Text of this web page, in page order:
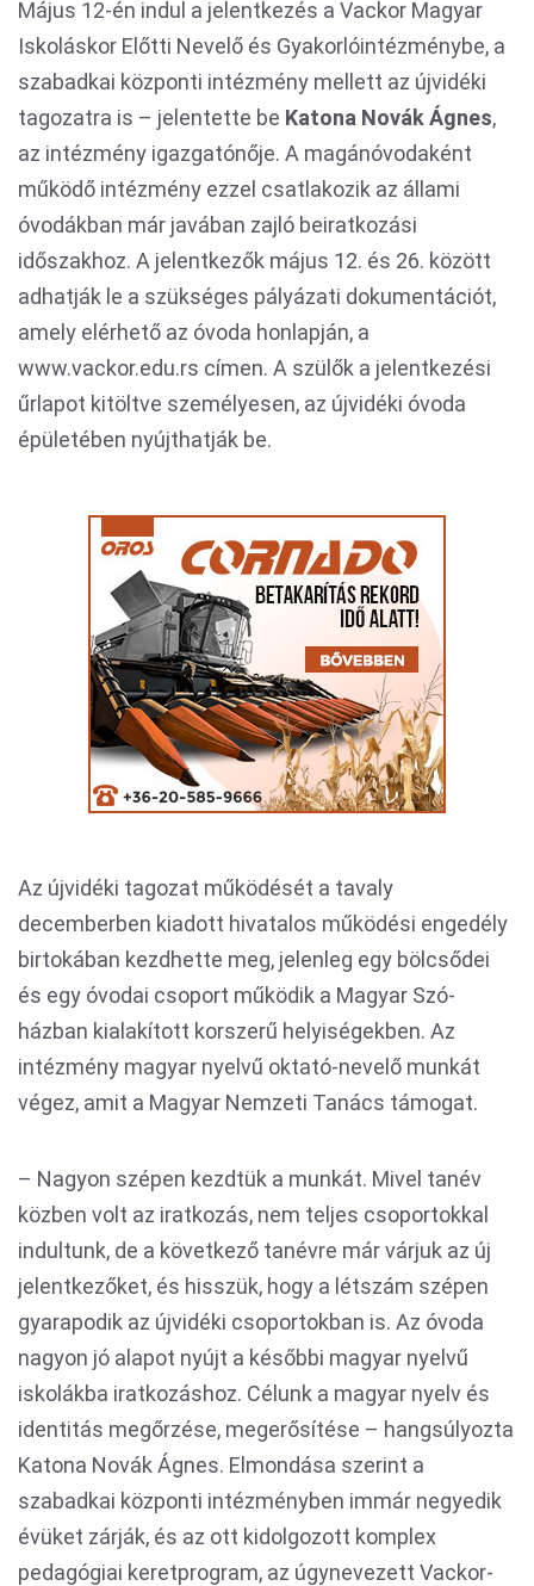
Május 12-én indul a jelentkezés a Vackor Magyar
Iskoláskor Előtti Nevelő és Gyakorlóintézménybe, a
szabadkai központi intézmény mellett az újvidéki
tagozatra is – jelentette be Katona Novák Ágnes,
az intézmény igazgatónője. A magánóvodaként
működő intézmény ezzel csatlakozik az állami
óvodákban már javában zajló beiratkozási
időszakhoz. A jelentkezők május 12. és 26. között
adhatják le a szükséges pályázati dokumentációt,
amely elérhető az óvoda honlapján, a
www.vackor.edu.rs címen. A szülők a jelentkezési
űrlapot kitöltve személyesen, az újvidéki óvoda
épületében nyújthatják be.
Az újvidéki tagozat működését a tavaly
decemberben kiadott hivatalos működési engedély
birtokában kezdhette meg, jelenleg egy bölcsődei
és egy óvodai csoport működik a Magyar Szó-
házban kialakított korszerű helyiségekben. Az
intézmény magyar nyelvű oktató-nevelő munkát
végez, amit a Magyar Nemzeti Tanács támogat.
– Nagyon szépen kezdtük a munkát. Mivel tanév
közben volt az iratkozás, nem teljes csoportokkal
indultunk, de a következő tanévre már várjuk az új
jelentkezőket, és hisszük, hogy a létszám szépen
gyarapodik az újvidéki csoportokban is. Az óvoda
nagyon jó alapot nyújt a későbbi magyar nyelvű
iskolákba iratkozáshoz. Célunk a magyar nyelv és
identitás megőrzése, megerősítése – hangsúlyozta
Katona Novák Ágnes. Elmondása szerint a
szabadkai központi intézményben immár negyedik
évüket zárják, és az ott kidolgozott komplex
pedagógiai keretprogram, az úgynevezett Vackor-